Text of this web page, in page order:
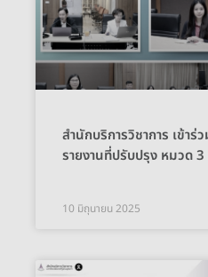
สำนักบริการวิชาการ เข้าร่
รายงานที่ปรับปรุง หมวด
10 มิถุนายน 2025